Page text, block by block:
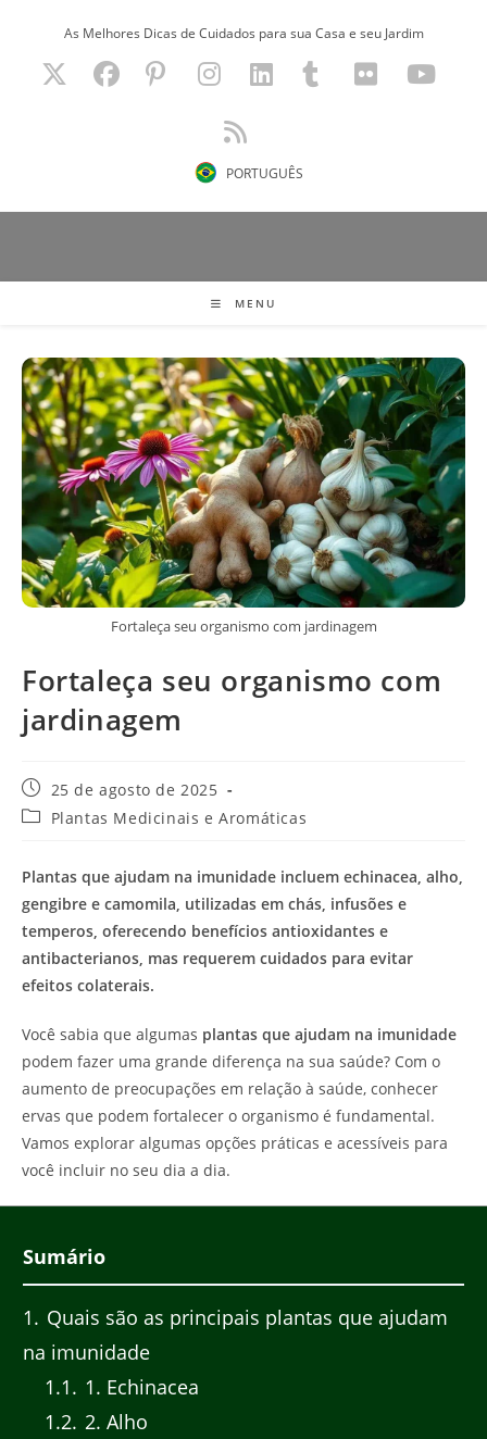
As Melhores Dicas de Cuidados para sua Casa e seu Jardim
PORTUGUÊS
MENU
Fortaleça seu organismo com jardinagem
Fortaleça seu organismo com
jardinagem
Post
publicado:
25 de agosto de 2025
Categoria
Plantas Medicinais e Aromáticas
Plantas que ajudam na imunidade incluem echinacea, alho,
gengibre e camomila, utilizadas em chás, infusões e
temperos, oferecendo benefícios antioxidantes e
antibacterianos, mas requerem cuidados para evitar
efeitos colaterais.
Você sabia que algumas plantas que ajudam na imunidade
podem fazer uma grande diferença na sua saúde? Com o
aumento de preocupações em relação à saúde, conhecer
ervas que podem fortalecer o organismo é fundamental.
Vamos explorar algumas opções práticas e acessíveis para
você incluir no seu dia a dia.
Sumário
1
Quais são as principais plantas que ajudam
na imunidade
1.1
1. Echinacea
1.2 2. Alho